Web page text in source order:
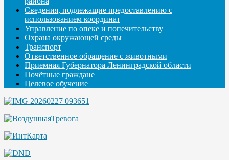
Сведения, подлежащие предоставлению с
использованием координат
Управление по опеке и попечительству
Охрана окружающей среды
Транспорт
Ответственное обращение с животными
Приемная Губернатора Ленинградской области
Почётные граждане
Целевое обучение